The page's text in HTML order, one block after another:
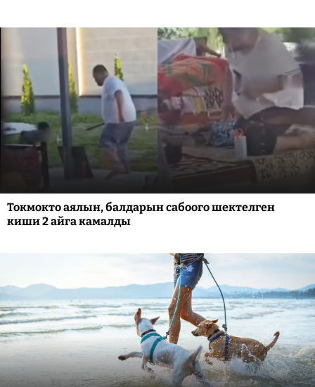
Токмокто аялын, балдарын сабоого шектелген
киши 2 айга камалды